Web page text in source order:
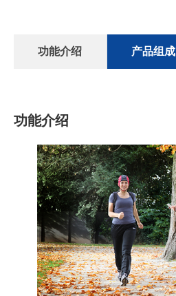
功能介绍 产品组成
功能介绍